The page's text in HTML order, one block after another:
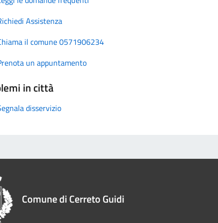
Assistenza
il comune 0571906234
un appuntamento
in città
disservizio
Comune di Cerreto Guidi